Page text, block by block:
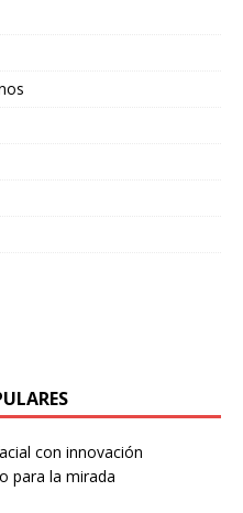
con innovación
para la mirada